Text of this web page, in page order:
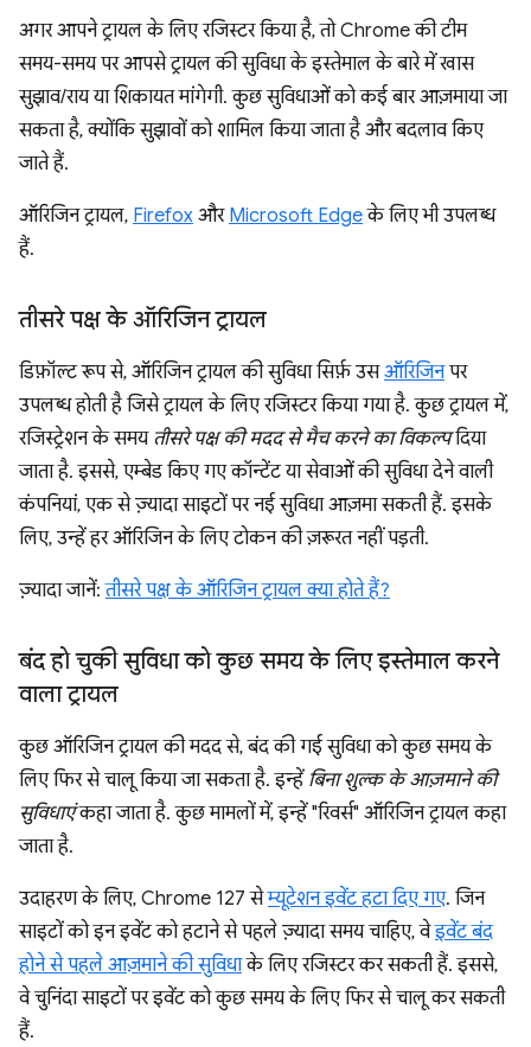
अगर आपने ट्रायल के लिए रजिस्टर किया है, तो Chrome की टीम
समय-समय पर आपसे ट्रायल की सुविधा के इस्तेमाल के बारे में खास
सुझाव/राय या शिकायत मांगेगी. कुछ सुविधाओं को कई बार आज़माया जा
सकता है, क्योंकि सुझावों को शामिल किया जाता है और बदलाव किए
जाते हैं.
ऑरिजिन ट्रायल, Firefox और Microsoft Edgeके लिए भी उपलब्ध
हैं.
तीसरे पक्ष के ऑरिजिन ट्रायल
डिफ़ॉल्ट रूप से, ऑरिजिन ट्रायल की सुविधा सिर्फ़ उसऑरिजिनपर
उपलब्ध होती है जिसे ट्रायल के लिए रजिस्टर किया गया है. कुछ ट्रायल में,
रजिस्ट्रेशन के समय तीसरे पक्ष की मदद से मैच करने का विकल्पदिया
जाता है. इससे, एम्बेड किए गए कॉन्टेंट या सेवाओं की सुविधा देने वाली
कंपनियां, एक से ज़्यादा साइटों पर नई सुविधा आज़मा सकती हैं. इसके
लिए, उन्हें हर ऑरिजिन के लिए टोकन की ज़रूरत नहीं पड़ती.
ज़्यादा जानें:तीसरे पक्ष के ऑरिजिन ट्रायल क्या होते हैं?
बंद हो चुकी सुविधा को कुछ समय के लिए इस्तेमाल करने
वाला ट्रायल
कुछ ऑरिजिन ट्रायल की मदद से, बंद की गई सुविधा को कुछ समय के
लिए फिर से चालू किया जा सकता है. इन्हें बिना शुल्क के आज़माने की
सुविधाएंकहा जाता है. कुछ मामलों में, इन्हें "रिवर्स" ऑरिजिन ट्रायल कहा
जाता है.
उदाहरण के लिए, Chrome 127 सेम्यूटेशन इवेंट हटा दिए गए. जिन
साइटों को इन इवेंट को हटाने से पहले ज़्यादा समय चाहिए, वेइवेंट बंद
होने से पहले आज़माने की सुविधाके लिए रजिस्टर कर सकती हैं. इससे,
वे चुनिंदा साइटों पर इवेंट को कुछ समय के लिए फिर से चालू कर सकती
हैं.